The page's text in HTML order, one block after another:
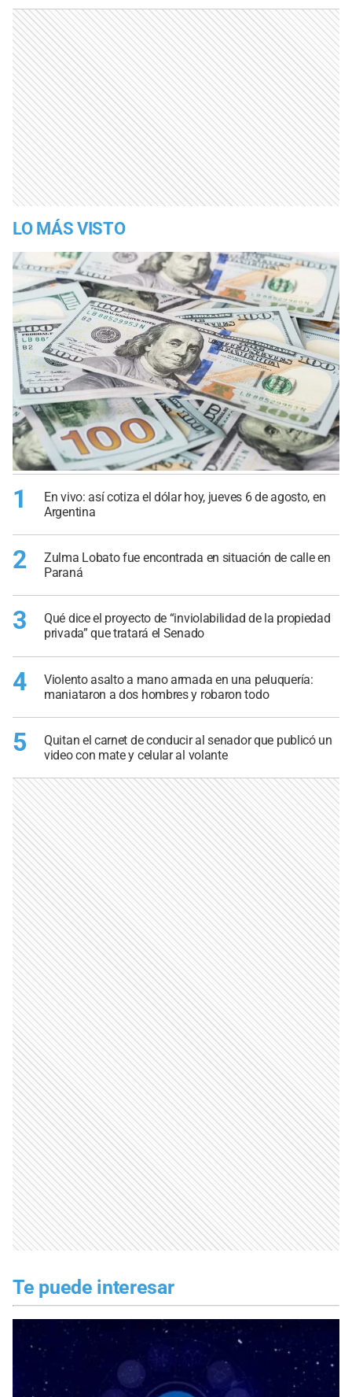
LO MÁS VISTO
1
En vivo: así cotiza el dólar hoy, jueves 6 de agosto, en
Argentina
2
Zulma Lobato fue encontrada en situación de calle en
Paraná
3
Qué dice el proyecto de “inviolabilidad de la propiedad
privada” que tratará el Senado
4
Violento asalto a mano armada en una peluquería:
maniataron a dos hombres y robaron todo
5
Quitan el carnet de conducir al senador que publicó un
video con mate y celular al volante
Te puede interesar